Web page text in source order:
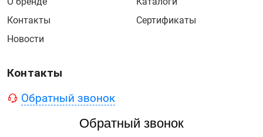
Контакты
Новости
Сертификаты
Контакты
Обратный звонок
Обратный звонок